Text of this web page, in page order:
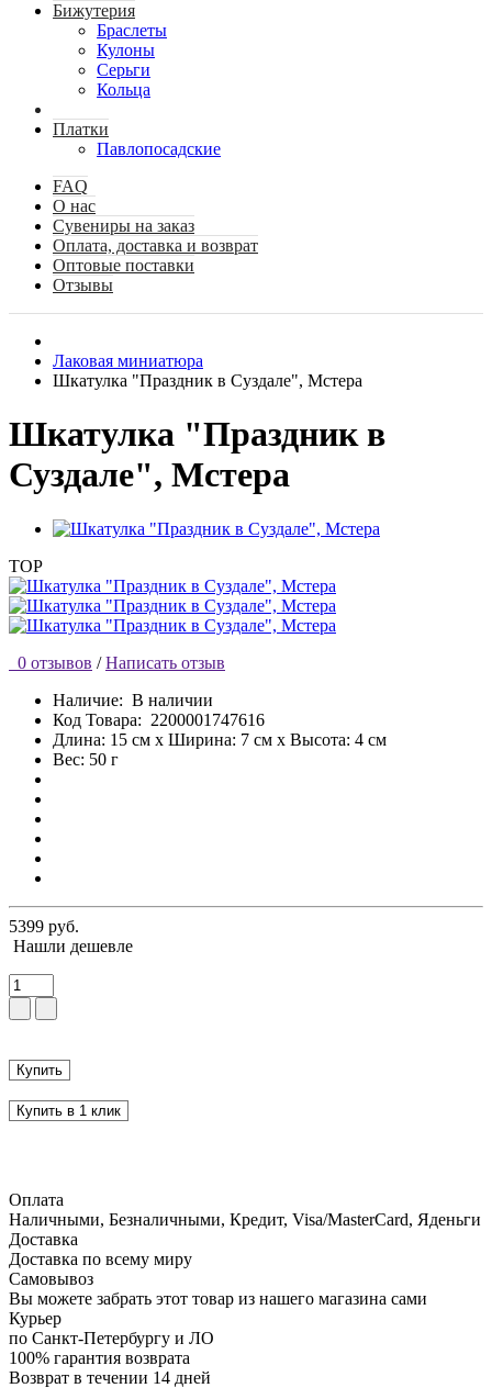
Бижутерия
Браслеты
Кулоны
Серьги
Кольца
Платки
Павлопосадские
FAQ
О нас
Сувениры на заказ
Оплата, доставка и возврат
Оптовые поставки
Отзывы
Лаковая миниатюра
Шкатулка "Праздник в Суздале", Мстера
Шкатулка "Праздник в
Суздале", Мстера
TOP
0 отзывов / Написать отзыв
Наличие: В наличии
Код Товара: 2200001747616
Длина: 15 см x Ширина: 7 см x Высота: 4 см
Вес: 50 г
5399 руб.
Нашли дешевле
Купить
Купить в 1 клик
Оплата
Наличными, Безналичными, Кредит, Visa/MasterCard, Яденьги
Доставка
Доставка по всему миру
Самовывоз
Вы можете забрать этот товар из нашего магазина сами
Курьер
по Санкт-Петербургу и ЛО
100% гарантия возврата
Возврат в течении 14 дней